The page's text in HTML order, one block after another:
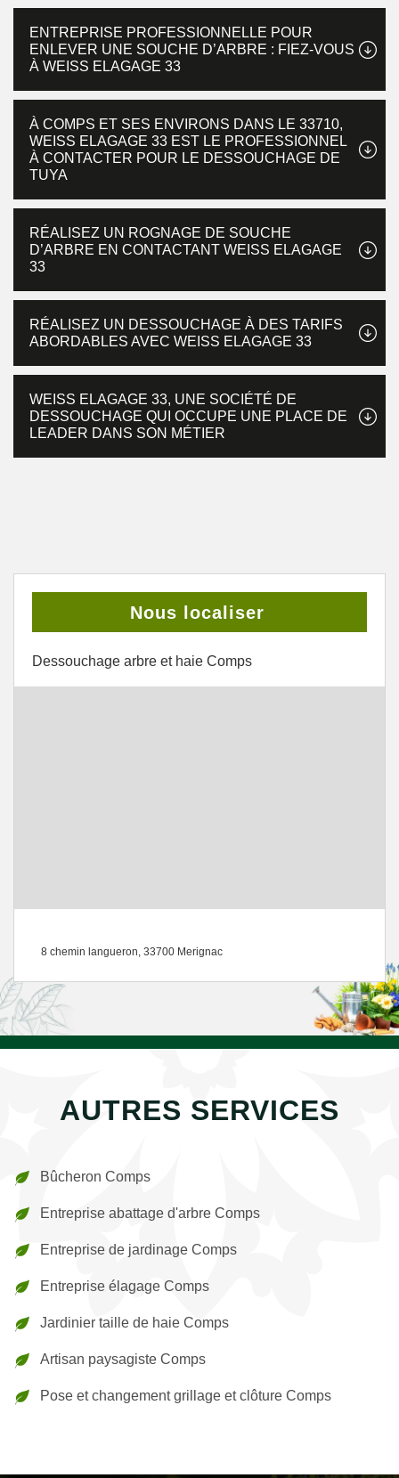
ENTREPRISE PROFESSIONNELLE POUR
ENLEVER UNE SOUCHE D’ARBRE : FIEZ-VOUS
À WEISS ELAGAGE 33
À COMPS ET SES ENVIRONS DANS LE 33710,
WEISS ELAGAGE 33 EST LE PROFESSIONNEL
À CONTACTER POUR LE DESSOUCHAGE DE
TUYA
RÉALISEZ UN ROGNAGE DE SOUCHE
D’ARBRE EN CONTACTANT WEISS ELAGAGE
33
RÉALISEZ UN DESSOUCHAGE À DES TARIFS
ABORDABLES AVEC WEISS ELAGAGE 33
WEISS ELAGAGE 33, UNE SOCIÉTÉ DE
DESSOUCHAGE QUI OCCUPE UNE PLACE DE
LEADER DANS SON MÉTIER
Nous localiser
Dessouchage arbre et haie Comps
8 chemin langueron, 33700 Merignac
AUTRES SERVICES
Bûcheron Comps
Entreprise abattage d'arbre Comps
Entreprise de jardinage Comps
Entreprise élagage Comps
Jardinier taille de haie Comps
Artisan paysagiste Comps
Pose et changement grillage et clôture Comps